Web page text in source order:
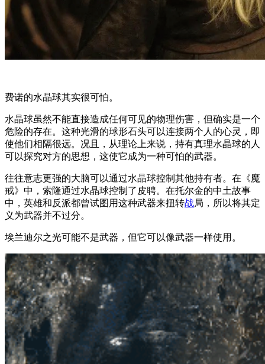
费诺的水晶球其实很可怕。
水晶球虽然不能直接造成任何可见的物理伤害，但确实是一个
危险的存在。这种光滑的球形石头可以连接两个人的心灵，即
使他们相隔很远。况且，从理论上来说，持有真理水晶球的人
可以探究对方的思想，这使它成为一种可怕的武器。
往往意志更强的大脑可以通过水晶球控制其他持有者。在《魔
戒》中，索隆通过水晶球控制了皮聘。在托尔金的中土故事
中，英雄和反派都曾试图用这种武器来扭转战局，所以将其定
义为武器并不过分。
埃兰迪尔之光可能不是武器，但它可以像武器一样使用。